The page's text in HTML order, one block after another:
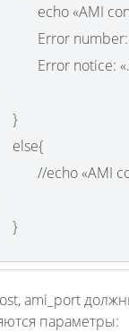
«AMI
number:
notice:
echo «AMI
ami_port
параметры: